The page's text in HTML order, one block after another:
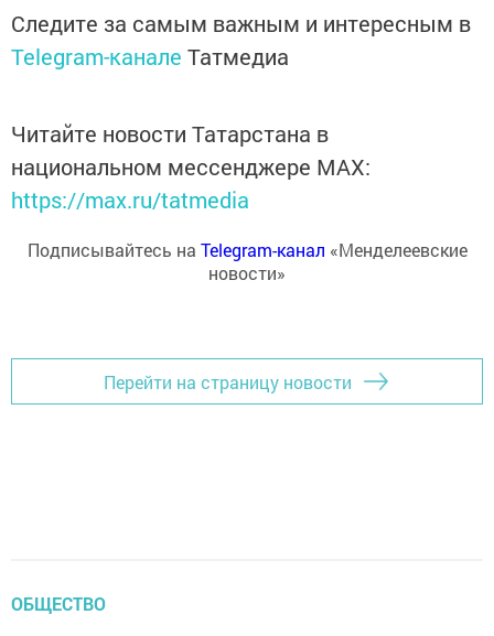
Следите за самым важным и интересным в
Telegram-канале Татмедиа
Читайте новости Татарстана в
национальном мессенджере MАХ:
https://max.ru/tatmedia
Подписывайтесь на Telegram-канал «Менделеевские
новости»
Перейти на страницу новости
ОБЩЕСТВО